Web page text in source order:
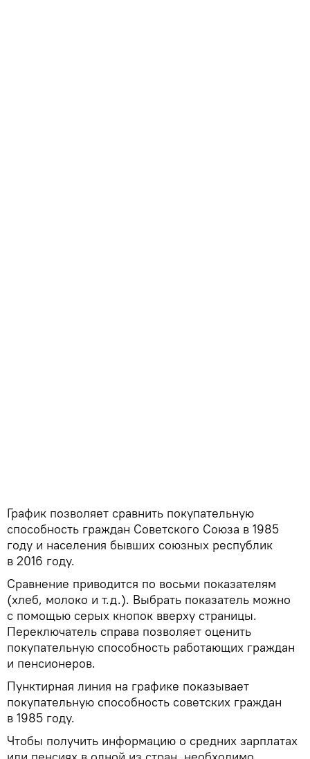
График позволяет сравнить покупательную
способность граждан Советского Союза в 1985
году и населения бывших союзных республик
в 2016 году.
Сравнение приводится по восьми показателям
(хлеб, молоко и т.д.). Выбрать показатель можно
с помощью серых кнопок вверху страницы.
Переключатель справа позволяет оценить
покупательную способность работающих граждан
и пенсионеров.
Пунктирная линия на графике показывает
покупательную способность советских граждан
в 1985 году.
Чтобы получить информацию о средних зарплатах